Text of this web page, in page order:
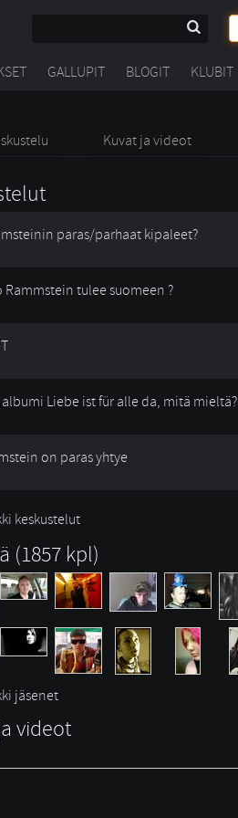
GALLUPIT BLOGIT KLUBIT
Kuvat ja videot
paras/parhaat kipaleet?
Rammstein tulee suomeen ?
albumi Liebe ist für alle da, mitä mieltä?
on paras yhtye
keskustelut
(1857 kpl)
jäsenet
videot